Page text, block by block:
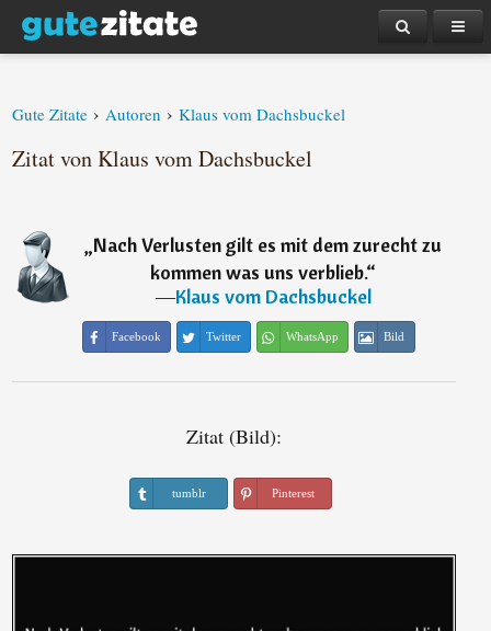
Gute Zitate › Autoren › Klaus vom Dachsbuckel
Zitat von Klaus vom Dachsbuckel
„Nach Verlusten gilt es mit dem zurecht zu
kommen was uns verblieb.“
―Klaus vom Dachsbuckel
Facebook Twitter WhatsApp Bild
Zitat (Bild):
tumblr Pinterest